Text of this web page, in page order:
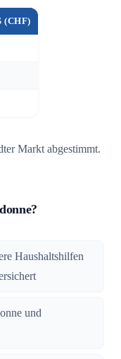
(CHF)
Markt abgestimmt.
Haushaltshilfen
und